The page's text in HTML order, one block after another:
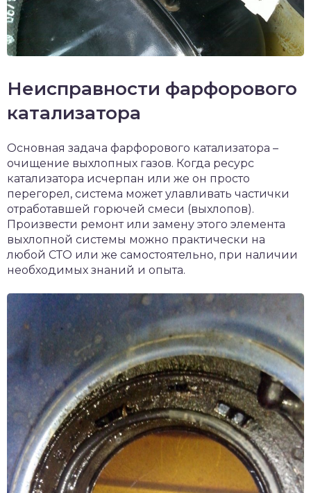
Неисправности фарфорового
катализатора
Основная задача фарфорового катализатора –
очищение выхлопных газов. Когда ресурс
катализатора исчерпан или же он просто
перегорел, система может улавливать частички
отработавшей горючей смеси (выхлопов).
Произвести ремонт или замену этого элемента
выхлопной системы можно практически на
любой СТО или же самостоятельно, при наличии
необходимых знаний и опыта.